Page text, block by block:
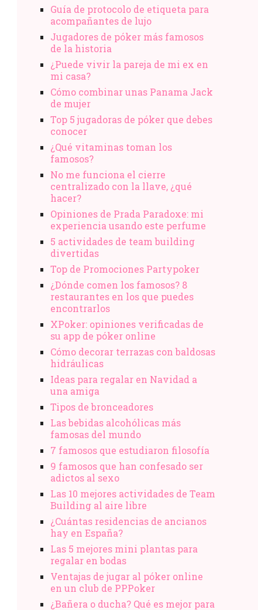
Guía de protocolo de etiqueta para
acompañantes de lujo
Jugadores de póker más famosos
de la historia
¿Puede vivir la pareja de mi ex en
mi casa?
Cómo combinar unas Panama Jack
de mujer
Top 5 jugadoras de póker que debes
conocer
¿Qué vitaminas toman los
famosos?
No me funciona el cierre
centralizado con la llave, ¿qué
hacer?
Opiniones de Prada Paradoxe: mi
experiencia usando este perfume
5 actividades de team building
divertidas
Top de Promociones Partypoker
¿Dónde comen los famosos? 8
restaurantes en los que puedes
encontrarlos
XPoker: opiniones verificadas de
su app de póker online
Cómo decorar terrazas con baldosas
hidráulicas
Ideas para regalar en Navidad a
una amiga
Tipos de bronceadores
Las bebidas alcohólicas más
famosas del mundo
7 famosos que estudiaron filosofía
9 famosos que han confesado ser
adictos al sexo
Las 10 mejores actividades de Team
Building al aire libre
¿Cuántas residencias de ancianos
hay en España?
Las 5 mejores mini plantas para
regalar en bodas
Ventajas de jugar al póker online
en un club de PPPoker
¿Bañera o ducha? Qué es mejor para